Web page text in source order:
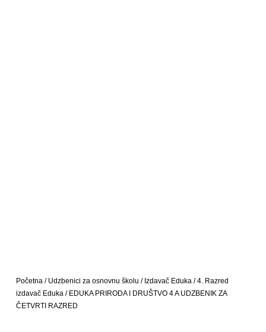
Početna/ Udzbenici za osnovnu školu / Izdavač Eduka/4. Razred
izdavač Eduka/ EDUKA PRIRODA I DRUŠTVO 4 A UDZBENIK ZA
ČETVRTI RAZRED